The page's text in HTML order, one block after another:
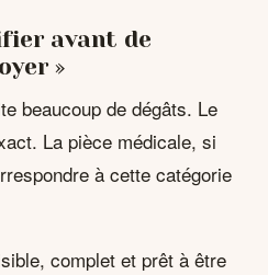
avant de
»
beaucoup de dégâts. Le
La pièce médicale, si
à cette catégorie
complet et prêt à être